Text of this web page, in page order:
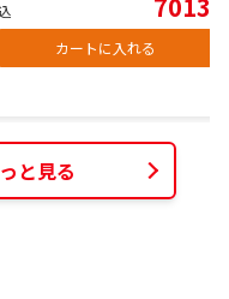
カートに入れる
と見る